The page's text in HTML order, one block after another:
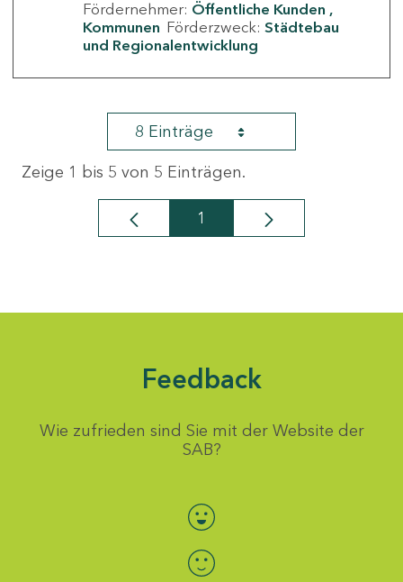
Fördernehmer: Öffentliche Kunden
Kommunen Förderzweck: Städtebau
und Regionalentwicklung
8 Einträge
Zeige 1 bis 5 von 5 Einträgen.
Seite
1
Feedback
Wie zufrieden sind Sie mit der Website der
SAB?
Bewertung auswählen